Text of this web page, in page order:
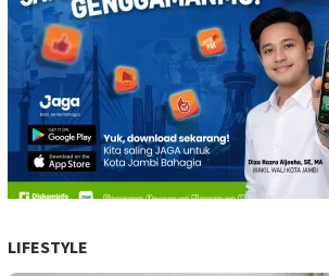
LIFESTYLE